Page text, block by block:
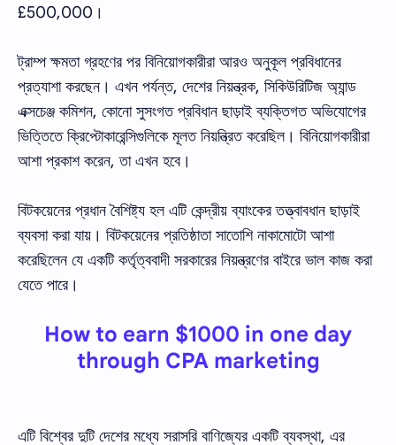
£500,000।
ট্রাম্প ক্ষমতা গ্রহণের পর বিনিয়োগকারীরা আরও অনুকূল প্রবিধানের
প্রত্যাশা করছেন। এখন পর্যন্ত, দেশের নিয়ন্ত্রক, সিকিউরিটিজ অ্যান্ড
এক্সচেঞ্জ কমিশন, কোনো সুসংগত প্রবিধান ছাড়াই ব্যক্তিগত অভিযোগের
ভিত্তিতে ক্রিপ্টোকারেন্সিগুলিকে মূলত নিয়ন্ত্রিত করেছিল। বিনিয়োগকারীরা
আশা প্রকাশ করেন, তা এখন হবে।
বিটকয়েনের প্রধান বৈশিষ্ট্য হল এটি কেন্দ্রীয় ব্যাংকের তত্ত্বাবধান ছাড়াই
ব্যবসা করা যায়। বিটকয়েনের প্রতিষ্ঠাতা সাতোশি নাকামোটো আশা
করেছিলেন যে একটি কর্তৃত্ববাদী সরকারের নিয়ন্ত্রণের বাইরে ভাল কাজ করা
যেতে পারে।
How to earn $1000 in one day
through CPA marketing
এটি বিশ্বের দুটি দেশের মধ্যে সরাসরি বাণিজ্যের একটি ব্যবস্থা, এর